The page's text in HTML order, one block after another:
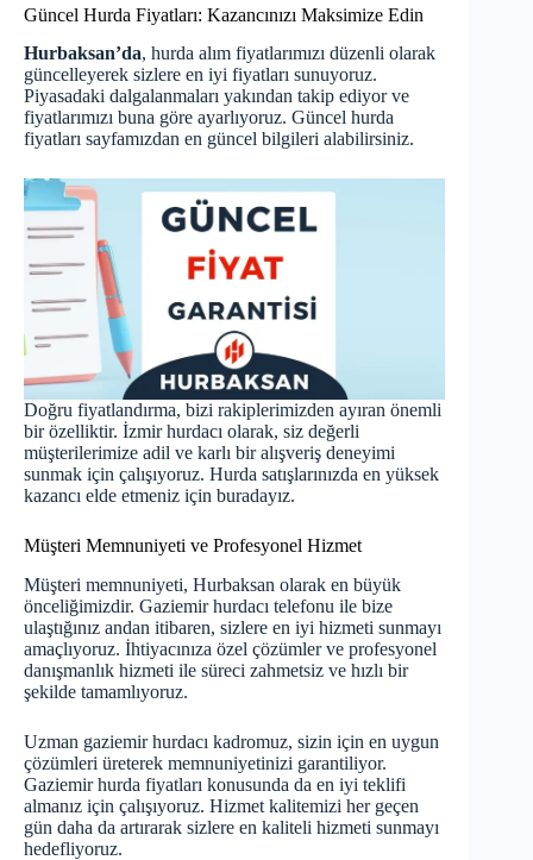
Güncel Hurda Fiyatları: Kazancınızı Maksimize Edin
Hurbaksan’da, hurda alım fiyatlarımızı düzenli olarak
güncelleyerek sizlere en iyi fiyatları sunuyoruz.
Piyasadaki dalgalanmaları yakından takip ediyor ve
fiyatlarımızı buna göre ayarlıyoruz. Güncel hurda
fiyatları sayfamızdan en güncel bilgileri alabilirsiniz.
Doğru fiyatlandırma, bizi rakiplerimizden ayıran önemli
bir özelliktir. İzmir hurdacı olarak, siz değerli
müşterilerimize adil ve karlı bir alışveriş deneyimi
sunmak için çalışıyoruz. Hurda satışlarınızda en yüksek
kazancı elde etmeniz için buradayız.
Müşteri Memnuniyeti ve Profesyonel Hizmet
Müşteri memnuniyeti, Hurbaksan olarak en büyük
önceliğimizdir. Gaziemir hurdacı telefonu ile bize
ulaştığınız andan itibaren, sizlere en iyi hizmeti sunmayı
amaçlıyoruz. İhtiyacınıza özel çözümler ve profesyonel
danışmanlık hizmeti ile süreci zahmetsiz ve hızlı bir
şekilde tamamlıyoruz.
Uzman gaziemir hurdacı kadromuz, sizin için en uygun
çözümleri üreterek memnuniyetinizi garantiliyor.
Gaziemir hurda fiyatları konusunda da en iyi teklifi
almanız için çalışıyoruz. Hizmet kalitemizi her geçen
gün daha da artırarak sizlere en kaliteli hizmeti sunmayı
hedefliyoruz.